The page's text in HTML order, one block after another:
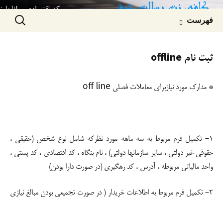
فهرست
جستجو
برای:
ثبت نام offline
* مدارک مورد نیازبرای معاملات فصلی off line
1- تکمیل فرم مربوط به سه ماهه مورد نظرکه شامل نوع شخص (حقیقی ،
حقوقی غیر دولتی ، سایر سازمانها دولتی) ، نام بنگاه ، کد اقتصادی ، کد پستی ،
واحد مالیاتی مربوطه ، آدرس ، کد رهگیری (در صورت دارا بودن)
۲- تکمیل فرم مربوط به اطلاعات خریدار ( در صورت تجمیعی بودن مبالغ نیازی